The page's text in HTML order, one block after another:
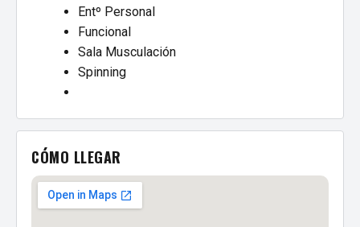
Entº Personal
Funcional
Sala Musculación
Spinning
CÓMO LLEGAR